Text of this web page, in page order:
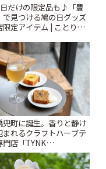
だけの限定品も♪「豊
で見つける鳩の日グッズ
限定アイテム | ことりっ
兜町に誕生。香りと静け
まれるクラフトハーブテ
門店「TYNK
」 | ことりっぷ